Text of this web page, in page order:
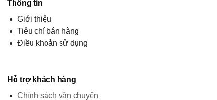
Thông tin
Giới thiệu
Tiêu chí bán hàng
Điều khoản sử dụng
Hỗ trợ khách hàng
Chính sách vận chuyển